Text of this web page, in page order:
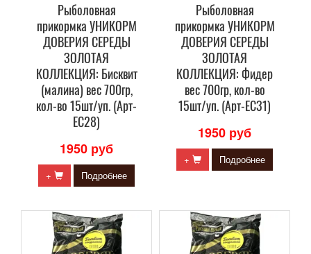
Рыболовная
прикормка УНИКОРМ
ДОВЕРИЯ СЕРЕДЫ
ЗОЛОТАЯ
КОЛЛЕКЦИЯ: Бисквит
(малина) вес 700гр,
кол-во 15шт/уп. (Арт-
ЕС28)
1950 руб
+ Подробнее
Рыболовная
прикормка УНИКОРМ
ДОВЕРИЯ СЕРЕДЫ
ЗОЛОТАЯ
КОЛЛЕКЦИЯ: Фидер
вес 700гр, кол-во
15шт/уп. (Арт-ЕС31)
1950 руб
+ Подробнее